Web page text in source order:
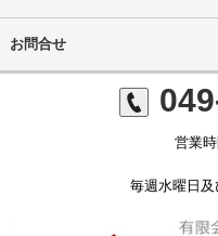
お問合せ
営業
毎週水曜日及